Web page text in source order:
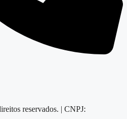
reservados. | CNPJ: